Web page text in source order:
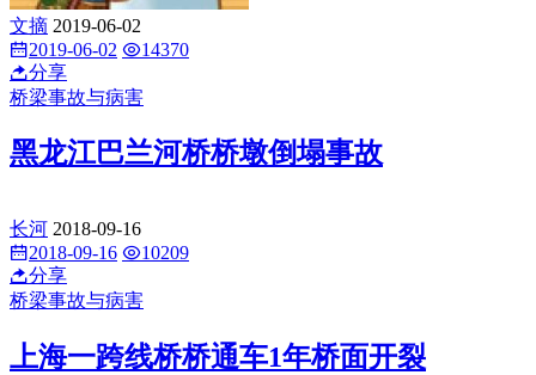
文摘 2019-06-02
2019-06-02
14370
分享
桥梁事故与病害
黑龙江巴兰河桥桥墩倒塌事故
长河 2018-09-16
2018-09-16
10209
分享
桥梁事故与病害
上海一跨线桥桥通车1年桥面开裂